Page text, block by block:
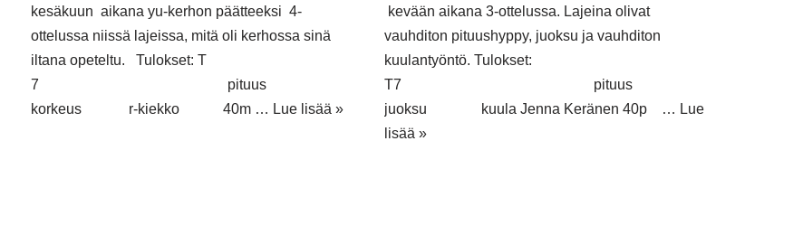
kesäkuun aikana yu-kerhon päätteeksi 4-
ottelussa niissä lajeissa, mitä oli kerhossa sinä
iltana opeteltu. Tulokset: T
7 pituus
korkeus r-kiekko 40m … Lue lisää »
kevään aikana 3-ottelussa. Lajeina olivat
vauhditon pituushyppy, juoksu ja vauhditon
kuulantyöntö. Tulokset:
T7 pituus
juoksu kuula Jenna Keränen 40p … Lue
lisää »